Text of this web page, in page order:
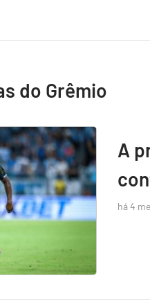
do Grêmio
A
há 4